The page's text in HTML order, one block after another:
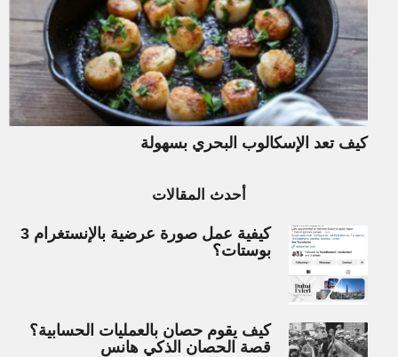
كيف تعد الإسكالوب البحري بسهولة
أحدث المقالات
كيفية عمل صورة عرضية بالإنستغرام 3
بوستات؟
كيف يقوم حصان بالعمليات الحسابية؟
قصة الحصان الذكي هانس